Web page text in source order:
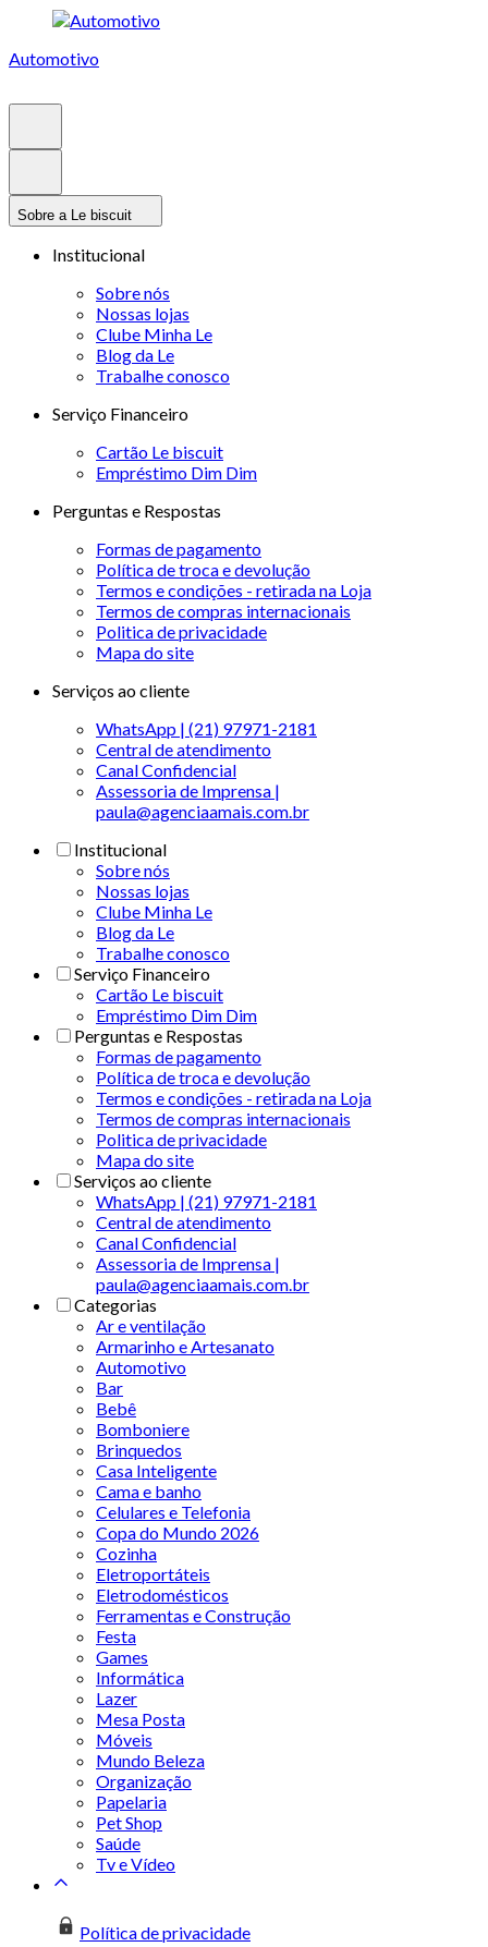
Automotivo
Sobre a Le biscuit
Institucional
Sobre nós
Nossas lojas
Clube Minha Le
Blog da Le
Trabalhe conosco
Serviço Financeiro
Cartão Le biscuit
Empréstimo Dim Dim
Perguntas e Respostas
Formas de pagamento
Política de troca e devolução
Termos e condições - retirada na Loja
Termos de compras internacionais
Politica de privacidade
Mapa do site
Serviços ao cliente
WhatsApp | (21) 97971-2181
Central de atendimento
Canal Confidencial
Assessoria de Imprensa |
paula@agenciaamais.com.br
Institucional
Sobre nós
Nossas lojas
Clube Minha Le
Blog da Le
Trabalhe conosco
Serviço Financeiro
Cartão Le biscuit
Empréstimo Dim Dim
Perguntas e Respostas
Formas de pagamento
Política de troca e devolução
Termos e condições - retirada na Loja
Termos de compras internacionais
Politica de privacidade
Mapa do site
Serviços ao cliente
WhatsApp | (21) 97971-2181
Central de atendimento
Canal Confidencial
Assessoria de Imprensa |
paula@agenciaamais.com.br
Categorias
Ar e ventilação
Armarinho e Artesanato
Automotivo
Bar
Bebê
Bomboniere
Brinquedos
Casa Inteligente
Cama e banho
Celulares e Telefonia
Copa do Mundo 2026
Cozinha
Eletroportáteis
Eletrodomésticos
Ferramentas e Construção
Festa
Games
Informática
Lazer
Mesa Posta
Móveis
Mundo Beleza
Organização
Papelaria
Pet Shop
Saúde
Tv e Vídeo
Política de privacidade